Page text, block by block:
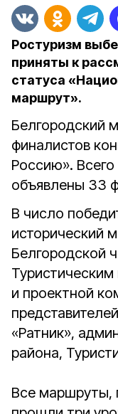
Ростуризм
приняты к
статуса
маршрут».
Белгородский
финалистов
Россию».
объявлены 33
В число
исторический
Белгородской
и проектной
«Ратник»,
района,
Все маршруты,